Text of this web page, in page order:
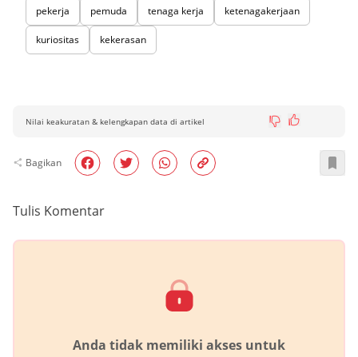
pekerja pemuda tenaga kerja ketenagakerjaan
kuriositas kekerasan
Nilai keakuratan & kelengkapan data di artikel
Bagikan
Tulis Komentar
Anda tidak memiliki akses untuk